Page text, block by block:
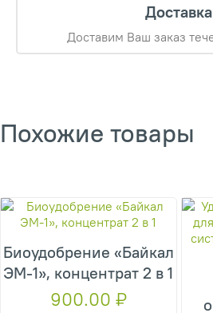
Доставка
Доставим Ваш заказ
Похожие товары
Биоудобрение «Байкал
ЭМ-1», концентрат 2 в 1
900.00 ₽